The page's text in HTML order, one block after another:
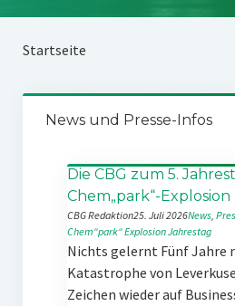
Startseite
News und Presse-Infos
Die CBG zum 5.
Chem„park“-Explosion
CBG Redaktion25. Juli 2026News,
Chem“park“ExplosionJahrestag
Nichts gelernt Fünf Jahre
Katastrophe von
Zeichen wieder auf